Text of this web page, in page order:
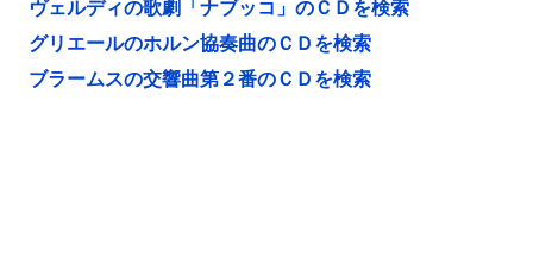
ヴェルディの歌劇「ナブッコ」のＣＤを検索
グリエールのホルン協奏曲のＣＤを検索
ブラームスの交響曲第２番のＣＤを検索